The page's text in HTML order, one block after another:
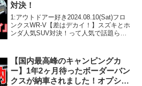
対決！
1:アウトドアー好き2024.08.10(Sat)フロ
ンクスWR-V【差はデカイ！】スズキとホ
ンダ人気SUV対決！って人気で話題らし
す！3:アウトドアー...
【国内最高峰のキャンピングカ
ー】1年2ヶ月待ったボーダーバン
クスが納車されました！オプショ